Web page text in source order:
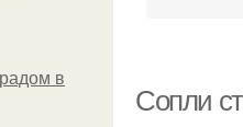
в
Сопли